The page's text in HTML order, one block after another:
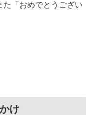
た「おめでとうござい
け